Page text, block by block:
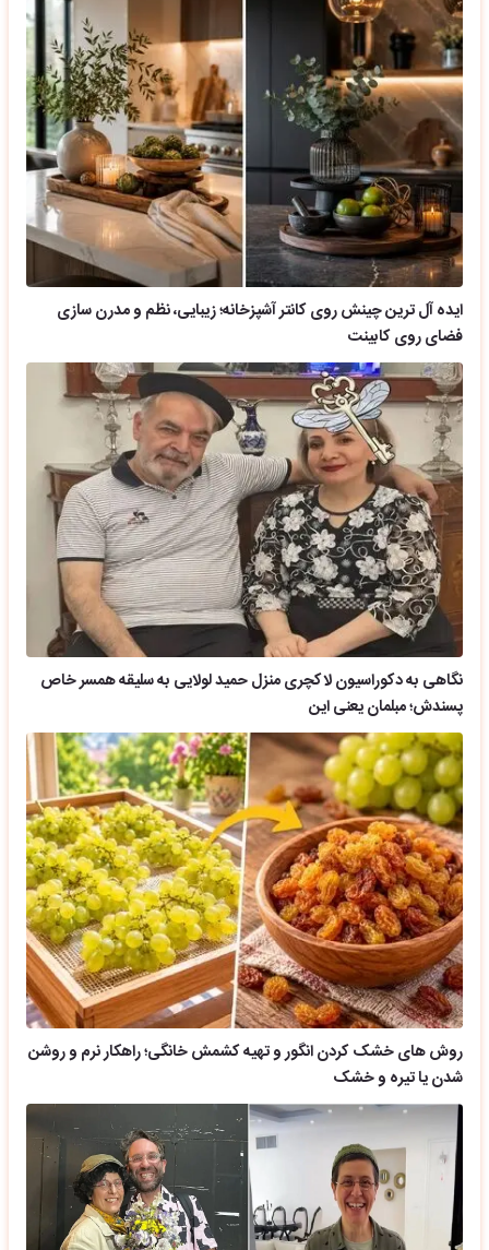
ایده آل ترین چینش روی کانتر آشپزخانه؛ زیبایی، نظم و مدرن سازی
فضای روی کابینت
نگاهی به دکوراسیون لاکچری منزل حمید لولایی به سلیقه همسر خاص
پسندش؛ مبلمان یعنی این
روش های خشک کردن انگور و تهیه کشمش خانگی؛ راهکار نرم و روشن
شدن یا تیره و خشک